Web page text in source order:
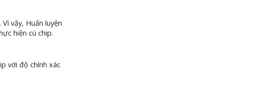
vậy, Huấn luyện
hiện cú chip.
với độ chính xác